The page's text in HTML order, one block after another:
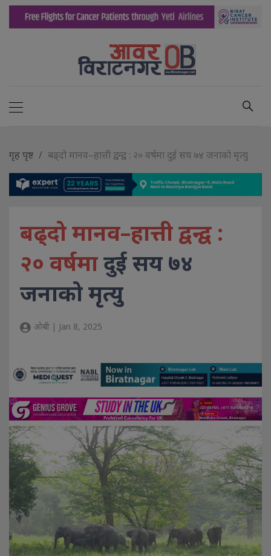
गृह पृष्ट बढ्दो मानव–हात्ती द्वन्द्व : २० वर्षमा दुई सय ७४ जनाको मृत्यु
बढ्दो मानव–हात्ती द्वन्द्व :
२० वर्षमादुई सय ७४
जनाको मृत्यु
ओबी | Jan 8, 2025